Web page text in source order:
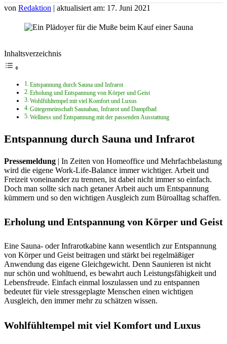
von Redaktion | aktualisiert am: 17. Juni 2021
Inhaltsverzeichnis
Entspannung durch Sauna und Infrarot
Erholung und Entspannung von Körper und Geist
Wohlfühltempel mit viel Komfort und Luxus
Gütegemeinschaft Saunabau, Infrarot und Dampfbad
Wellness und Entspannung mit der passenden Ausstattung
Entspannung durch Sauna und Infrarot
Pressemeldung | In Zeiten von Homeoffice und Mehrfachbelastung
wird die eigene Work-Life-Balance immer wichtiger. Arbeit und
Freizeit voneinander zu trennen, ist dabei nicht immer so einfach.
Doch man sollte sich nach getaner Arbeit auch um Entspannung
kümmern und so den wichtigen Ausgleich zum Büroalltag schaffen.
Erholung und Entspannung von Körper und Geist
Eine Sauna- oder Infrarotkabine kann wesentlich zur Entspannung
von Körper und Geist beitragen und stärkt bei regelmäßiger
Anwendung das eigene Gleichgewicht. Denn Saunieren ist nicht
nur schön und wohltuend, es bewahrt auch Leistungsfähigkeit und
Lebensfreude. Einfach einmal loszulassen und zu entspannen
bedeutet für viele stressgeplagte Menschen einen wichtigen
Ausgleich, den immer mehr zu schätzen wissen.
Wohlfühltempel mit viel Komfort und Luxus